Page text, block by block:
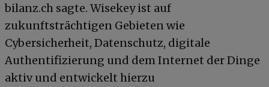
bilanz.ch sagte. Wisekey ist auf
zukunftsträchtigen Gebieten wie
Cybersicherheit, Datenschutz, digitale
Authentifizierung und dem Internet der Dinge
aktiv und entwickelt hierzu